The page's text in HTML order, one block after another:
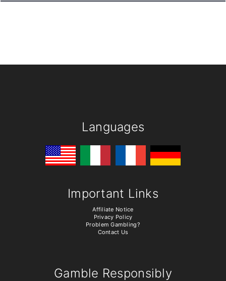
Languages
Important Links
Affiliate Notice
Privacy Policy
Problem Gambling?
Contact Us
Gamble Responsibly